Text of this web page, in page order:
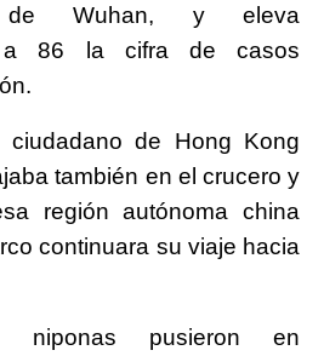
de Wuhan, y eleva
a 86 la cifra de casos
de Hong Kong
también en el crucero y
región autónoma china
continuara su viaje hacia
niponas pusieron en